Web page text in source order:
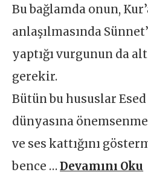
Bu bağlamda onun,
anlaşılmasında
yaptığı vurgunun da
gerekir.
Bütün bu hususlar
dünyasına
ve ses kattığını
bence …Devamını Oku